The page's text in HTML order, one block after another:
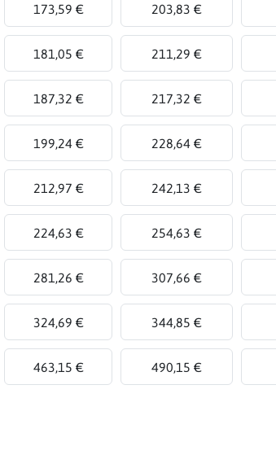
173,59 € 203,83 €
181,05 € 211,29 €
187,32 € 217,32 €
199,24 € 228,64 €
212,97 € 242,13 €
224,63 € 254,63 €
281,26 € 307,66 €
324,69 € 344,85 €
463,15 € 490,15 €